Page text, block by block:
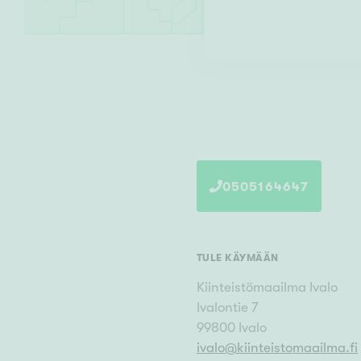
0505164647
TULE KÄYMÄÄN
Kiinteistömaailma Ivalo
Ivalontie 7
99800 Ivalo
ivalo@kiinteistomaailma.fi